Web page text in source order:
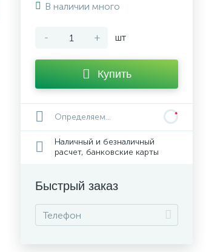
В наличии много
- + шт
Купить
Определяем...
Наличный и безналичный
расчет, банковские карты
Быстрый заказ